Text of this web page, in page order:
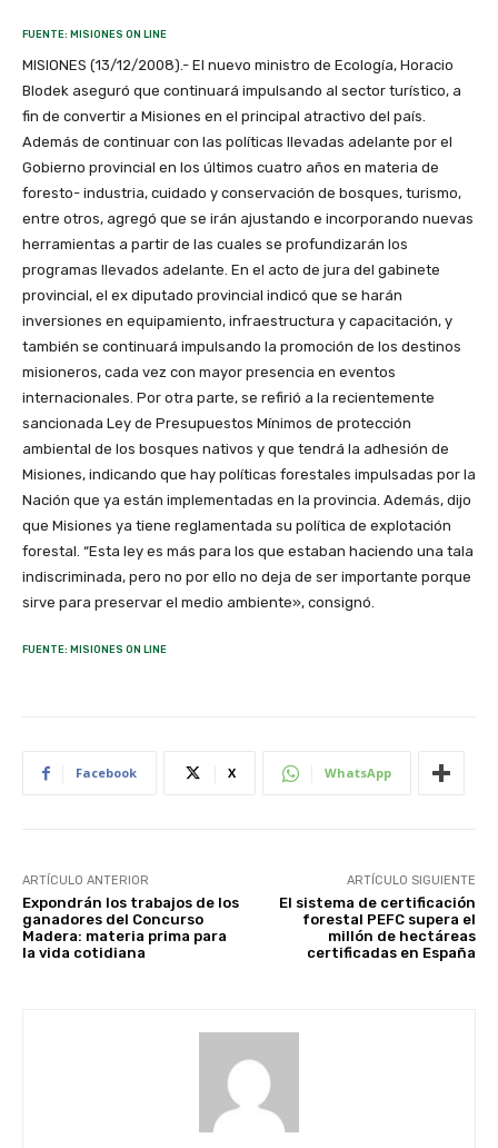
FUENTE: MISIONES ON LINE
MISIONES (13/12/2008).- El nuevo ministro de Ecología, Horacio
Blodek aseguró que continuará impulsando al sector turístico, a
fin de convertir a Misiones en el principal atractivo del país.
Además de continuar con las políticas llevadas adelante por el
Gobierno provincial en los últimos cuatro años en materia de
foresto- industria, cuidado y conservación de bosques, turismo,
entre otros, agregó que se irán ajustando e incorporando nuevas
herramientas a partir de las cuales se profundizarán los
programas llevados adelante. En el acto de jura del gabinete
provincial, el ex diputado provincial indicó que se harán
inversiones en equipamiento, infraestructura y capacitación, y
también se continuará impulsando la promoción de los destinos
misioneros, cada vez con mayor presencia en eventos
internacionales. Por otra parte, se refirió a la recientemente
sancionada Ley de Presupuestos Mínimos de protección
ambiental de los bosques nativos y que tendrá la adhesión de
Misiones, indicando que hay políticas forestales impulsadas por la
Nación que ya están implementadas en la provincia. Además, dijo
que Misiones ya tiene reglamentada su política de explotación
forestal. “Esta ley es más para los que estaban haciendo una tala
indiscriminada, pero no por ello no deja de ser importante porque
sirve para preservar el medio ambiente», consignó.
FUENTE: MISIONES ON LINE
Facebook X WhatsApp
ARTÍCULO ANTERIOR
Expondrán los trabajos de los
ganadores del Concurso
Madera: materia prima para
la vida cotidiana
ARTÍCULO SIGUIENTE
El sistema de certificación
forestal PEFC supera el
millón de hectáreas
certificadas en España